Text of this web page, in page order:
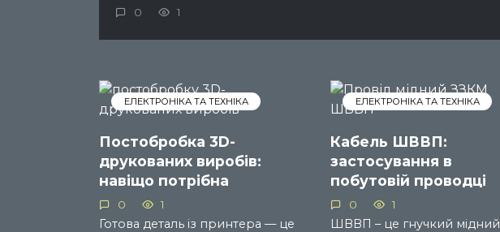
0 1
ЕЛЕКТРОНІКА ТА ТЕХНІКА
Постобробка 3D-
друкованих виробів:
навіщо потрібна
0 1
Готова деталь із принтера — це
ЕЛЕКТРОНІКА ТА ТЕХНІКА
Кабель ШВВП:
застосування в
побутовій проводці
0 1
ШВВП – це гнучкий мідний